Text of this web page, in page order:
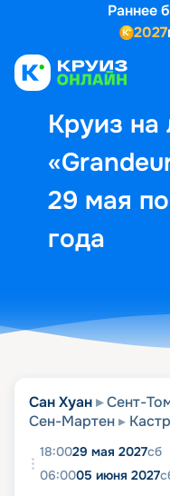
Раннее
2027
Круиз на
29 мая
года
Сан Хуан Сент-
Сен-Мартен
18:0029 мая 2027сб
06:0005 июня 2027